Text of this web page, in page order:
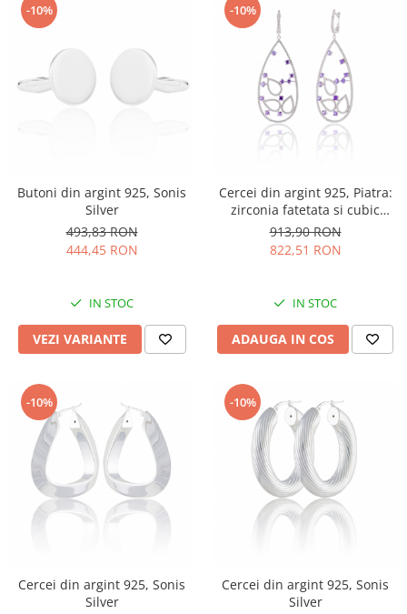
-10%
Butoni din argint 925, Sonis
Silver
493,83 RON
444,45 RON
IN STOC
VEZI VARIANTE
-10%
Cercei din argint 925, Piatra:
zirconia fatetata si cubic
zirconia, Culoare: alb si mov,
Sonis Silver
913,90 RON
822,51 RON
IN STOC
ADAUGA IN COS
-10%
Cercei din argint 925, Sonis
Silver
-10%
Cercei din argint 925, Sonis
Silver